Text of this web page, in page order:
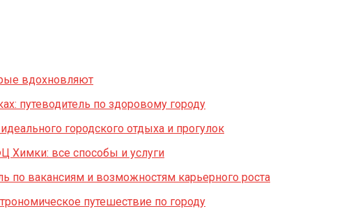
вдохновляют
путеводитель по здоровому городу
городского отдыха и прогулок
Химки: все способы и услуги
по вакансиям и возможностям карьерного роста
путешествие по городу